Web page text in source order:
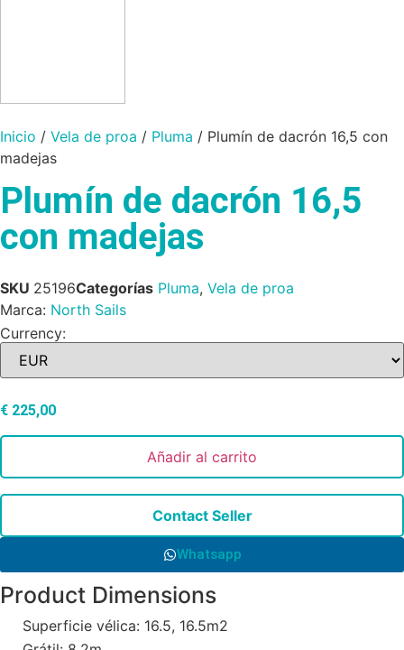
Inicio / Vela de proa / Pluma / Plumín de dacrón 16,5 con
madejas
Plumín de dacrón 16,5
con madejas
SKU 25196Categorías Pluma, Vela de proa
Marca: North Sails
Currency:
€ 225,00
Añadir al carrito
Contact Seller
Whatsapp
Product Dimensions
Superficie vélica: 16.5, 16.5m2